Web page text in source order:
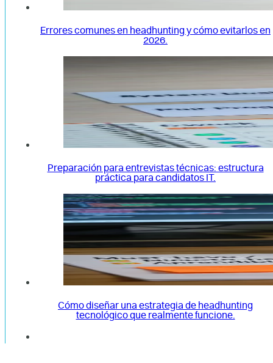
Errores comunes en headhunting y cómo evitarlos en
2026.
Preparación para entrevistas técnicas: estructura
práctica para candidatos IT.
Cómo diseñar una estrategia de headhunting
tecnológico que realmente funcione.